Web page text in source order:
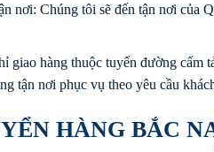
nơi: Chúng tôi sẽ đến tận nơi của
giao hàng thuộc tuyến đường cấm
tận nơi phục vụ theo yêu cầu
HÀNG BẮC